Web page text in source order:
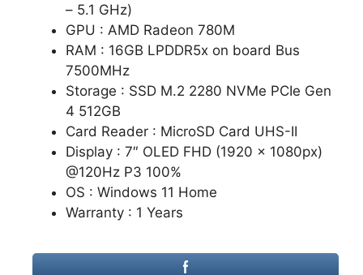
– 5.1 GHz)
GPU : AMD Radeon 780M
RAM : 16GB LPDDR5x on board Bus
7500MHz
Storage : SSD M.2 2280 NVMe PCIe Gen
4 512GB
Card Reader : MicroSD Card UHS-II
Display : 7″ OLED FHD (1920 x 1080px)
@120Hz P3 100%
OS : Windows 11 Home
Warranty : 1 Years